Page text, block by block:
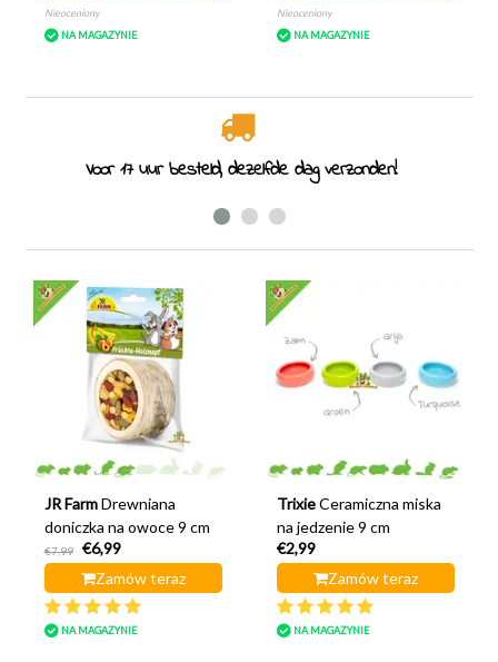
Nieoceniony
NA MAGAZYNIE
Nieoceniony
NA MAGAZYNIE
Specjaliści od gryzoni od 2011 roku
JR Farm Drewniana
doniczka na owoce 9 cm
€7,99
€6,99
Zamów teraz
NA MAGAZYNIE
Trixie Ceramiczna miska
na jedzenie 9 cm
€2,99
Zamów teraz
NA MAGAZYNIE